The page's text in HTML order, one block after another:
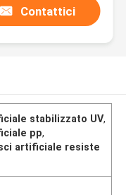
Contattici
stabilizzato UV,
pp,
artificiale resiste